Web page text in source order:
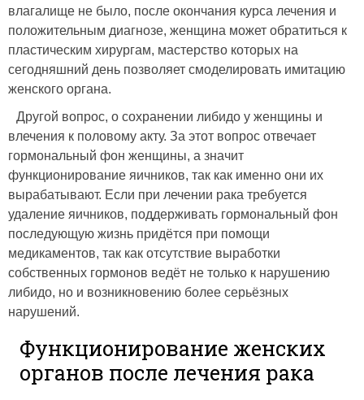
влагалище не было, после окончания курса лечения и
положительным диагнозе, женщина может обратиться к
пластическим хирургам, мастерство которых на
сегодняшний день позволяет смоделировать имитацию
женского органа.
Другой вопрос, о сохранении либидо у женщины и
влечения к половому акту. За этот вопрос отвечает
гормональный фон женщины, а значит
функционирование яичников, так как именно они их
вырабатывают. Если при лечении рака требуется
удаление яичников, поддерживать гормональный фон
последующую жизнь придётся при помощи
медикаментов, так как отсутствие выработки
собственных гормонов ведёт не только к нарушению
либидо, но и возникновению более серьёзных
нарушений.
Функционирование женских
органов после лечения рака